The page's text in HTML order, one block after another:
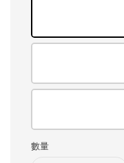
數量